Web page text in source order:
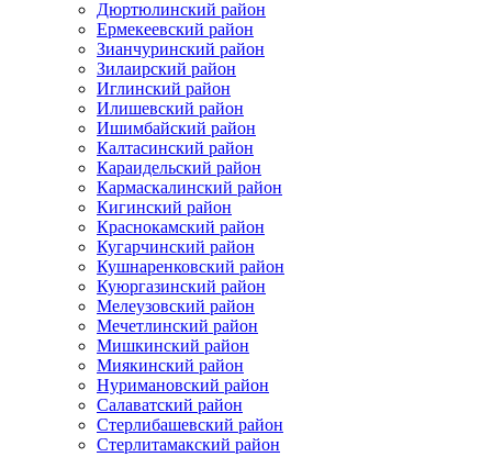
Дюртюлинский район
Ермекеевский район
Зианчуринский район
Зилаирский район
Иглинский район
Илишевский район
Ишимбайский район
Калтасинский район
Караидельский район
Кармаскалинский район
Кигинский район
Краснокамский район
Кугарчинский район
Кушнаренковский район
Куюргазинский район
Мелеузовский район
Мечетлинский район
Мишкинский район
Миякинский район
Нуримановский район
Салаватский район
Стерлибашевский район
Стерлитамакский район